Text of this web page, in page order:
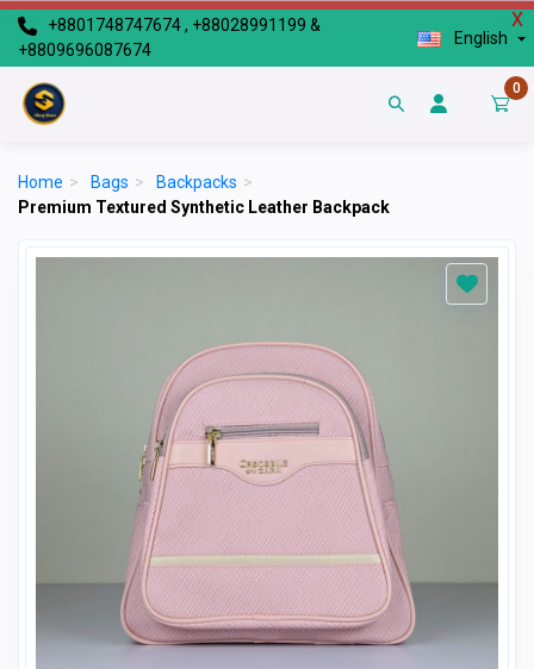
X
+8801748747674 , +88028991199 &
+8809696087674
English
0
Home > Bags > Backpacks >
Premium Textured Synthetic Leather Backpack